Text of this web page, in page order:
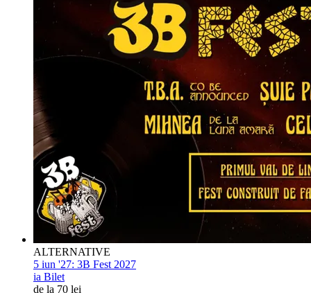
ALTERNATIVE
5 iun '27: 3B Fest 2027
ia Bilet
de la 70 lei